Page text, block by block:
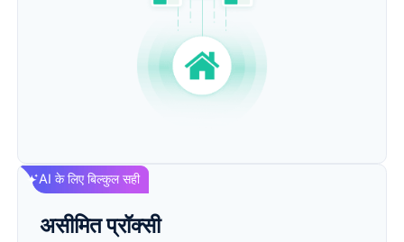
AI के लिए बिल्कुल सही
असीमित प्रॉक्सी